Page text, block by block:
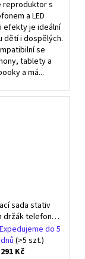
reproduktor s
a LED
efekty je ideální
dětí i dospělých.
se
tablety a
a má...
sada stativ
držák telefonu
videa do 5
(>5 szt.)
291 Kč